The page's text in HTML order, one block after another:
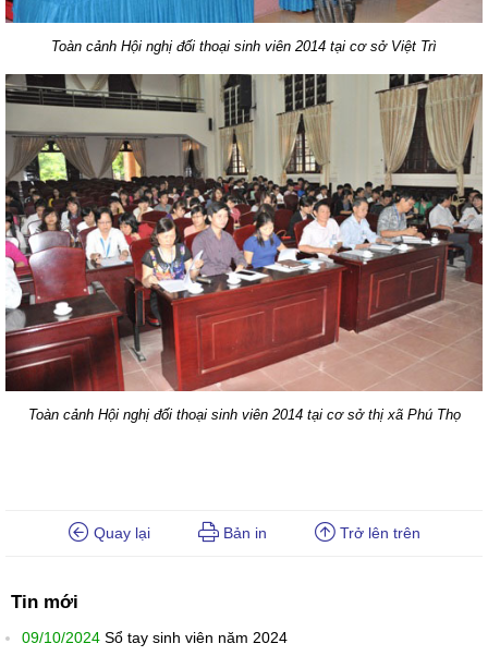
Toàn cảnh Hội nghị đối thoại sinh viên 2014 tại cơ sở Việt Trì
Toàn cảnh Hội nghị đối thoại sinh viên 2014 tại cơ sở thị xã Phú Thọ
Quay lại Bản in Trở lên trên
Tin mới
09/10/2024 Sổ tay sinh viên năm 2024